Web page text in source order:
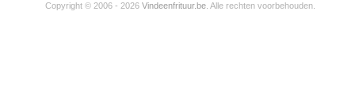
Copyright © 2006 - 2026 Vindeenfrituur.be . Alle rechten voorbehouden.